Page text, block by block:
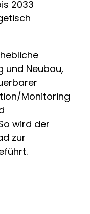
2033
und Neubau,
Monitoring
wird der
zur